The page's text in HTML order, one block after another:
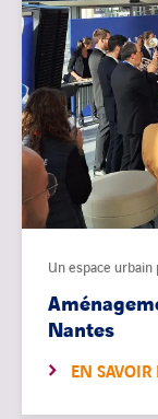
Un espace
Nantes
EN SAVOIR